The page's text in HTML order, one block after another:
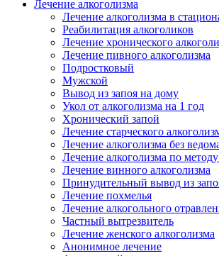
Лечение алкоголизма
Лечение алкоголизма в
Реабилитация алкоголиков
Лечение хронического
Лечение пивного алкоголизма
Подростковый
Мужской
Вывод из запоя на дому
Укол от алкоголизма на 1 год
Хронический запой
Лечение старческого
Лечение алкоголизма без
Лечение алкоголизма по
Лечение винного алкоголизма
Принудительный вывод из
Лечение похмелья
Лечение алкогольного
Частный вытрезвитель
Лечение женского алкоголизма
Анонимное лечение